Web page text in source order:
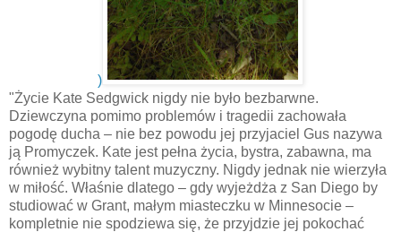
)
"Życie Kate Sedgwick nigdy nie było bezbarwne.
Dziewczyna pomimo problemów i tragedii zachowała
pogodę ducha – nie bez powodu jej przyjaciel Gus nazywa
ją Promyczek. Kate jest pełna życia, bystra, zabawna, ma
również wybitny talent muzyczny. Nigdy jednak nie wierzyła
w miłość. Właśnie dlatego – gdy wyjeżdża z San Diego by
studiować w Grant, małym miasteczku w Minnesocie –
kompletnie nie spodziewa się, że przyjdzie jej pokochać